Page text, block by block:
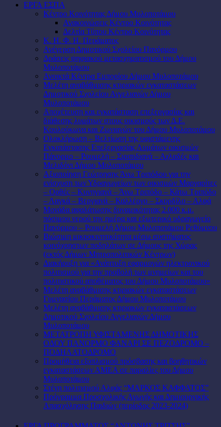
ΕΡΓΑ ΕΣΠΑ
Κέντρο Κοινότητας Δήμου Μυλοποτάμου
Ανακοινώσεις Κέντρο Κοινότητας
Δελτία Τύπου Κέντρο Κοινότητας
Κ. Η. Φ. Η. Περάματος
Ανέγερση Δημοτικού Σχολείου Πανόρμου
Δράσεις ψηφιακού μετασχηματισμού του Δήμου
Μυλοποτάμου
Ανοικτά Κέντρα Εμπορίου Δήμου Μυλοποτάμου
Μελέτη αναβάθμισης κτιριακών εγκαταστάσεων
Δημοτικού Σχολείου Αγγελιανών Δήμου
Μυλοποτάμου
Αποχέτευση και εγκατάσταση επεξεργασίας και
διάθεσης λυμάτων στους οικισμούς των Δ.Ε.
Κουλούκωνα και Ζωνιανών του Δήμου Μυλοποτάμου
Ολοκλήρωση – Βελτίωση της υφιστάμενης
Εγκατάστασης Επεξεργασίας Λυμάτων οικισμών
Πάνορμο – Ρουμελή – Σιριπιδιανά – Αχλαδές και
Μελιδόνι Δήμου Μυλοποτάμου
Αξιοποίηση Γεώτρησης Άνω Τριπόδου για την
ενίσχυση των Υδραγωγείων των οικισμών Μαργαρίτες
– Ορθές – Κυνηγιανά – Άνω Τριπόδο – Κάτω Τριπόδο
– Λαγκά – Βεργιανά – Καλλέργο – Σκορδίλο – Αλφά
Μονάδα αφαλάτωσης δυναμικότητας 2.000 κ.μ.
πόσιμου νερού την ημέρα και εξωτερικό υδραγωγείο
Πανόρμου – Ρουμελή Δήμου Μυλοποτάμου Ρεθύμνου
Βιώσιμη μικροκινητικότητα μέσω συστήματος
κοινόχρηστων ποδηλάτων σε Δήμους της Χώρας
(εκτός Δήμων Μητροπολιτικών Κέντρων)
Διακήρυξη για «Ανάπτυξη εφαρμογών ηλεκτρονικού
πολιτισμού για την προβολή των μνημείων και του
πολιτιστικού αποθέματος του Δήμου Μυλοποτάμου»
Μελέτη αναβάθμισης κτιριακών εγκαταστάσεων
Γυμνασίου Περάματος Δήμου Μυλοποτάμου
Μελέτη αναβάθμισης κτιριακών εγκαταστάσεων
Δημοτικού Σχολείου Αγγελιανών Δήμου
Μυλοποτάμου
ΜΕΤΑΤΡΟΠΗ ΥΦΙΣΤΑΜΕΝΗΣ ΔΗΜΟΤΙΚΗΣ
ΟΔΟΥ ΠΑΝΟΡΜΟ ΦΑΝΑΡΙ ΣΕ ΠΕΖΟΔΡΟΜΟ –
ΠΟΔΗΛΑΤΟΔΡΟΜΟ
Προμήθεια εξοπλισμού πρόσβασης και βοηθητικών
εγκαταστάσεων ΑΜΕΑ σε παραλίες του Δήμου
Μυλοποτάμου
Στέγη πολιτισμού Αλφάς “ΜΑΡΚΟΣ ΚΑΦΦΑΤΟΣ”
Πρόγραμμα Προσχολικής Αγωγής και Δημιουργικής
Απασχόλησης Παιδιών (περίοδος 2023-2024)